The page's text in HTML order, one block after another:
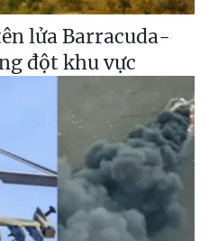
lửa Barracuda-
đột khu vực